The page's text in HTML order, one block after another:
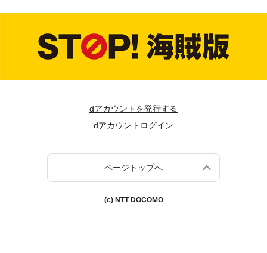
dアカウントを発行する
dアカウントログイン
ページトップへ
(c) NTT DOCOMO